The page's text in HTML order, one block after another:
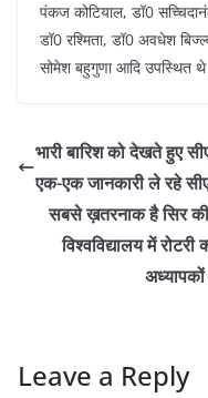
पंकज कोटियाल, डॉ0
डॉ0 रश्मिता, डॉ0 अवधेश
सोमेश बहुगुणा आदि उपस्थित
भारी बारिश को देखते हुए
एक-एक जानकारी ले रहे
सबसे ख़तरनाक है सिर
विश्वविद्यालय में
अध्यापकों
Leave a Reply